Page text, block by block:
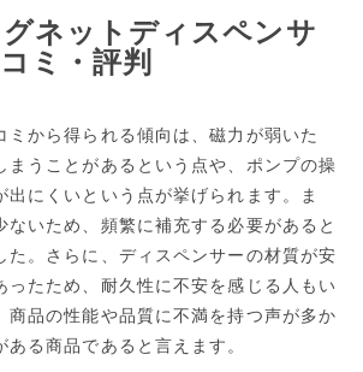
ネットディスペンサ
ミ・評判
ミから得られる傾向は、磁力が弱いた
まうことがあるという点や、ポンプの操
出にくいという点が挙げられます。ま
ないため、頻繁に補充する必要があると
た。さらに、ディスペンサーの材質が安
ったため、耐久性に不安を感じる人もい
商品の性能や品質に不満を持つ声が多か
ある商品であると言えます。